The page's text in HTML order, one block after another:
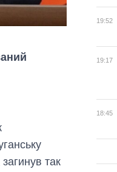
так
19:52
19:17
18:45